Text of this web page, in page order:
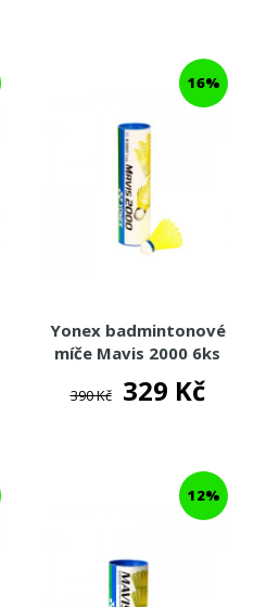
16%
Yonex badmintonové
míče Mavis 2000 6ks
390 Kč 329 Kč
12%